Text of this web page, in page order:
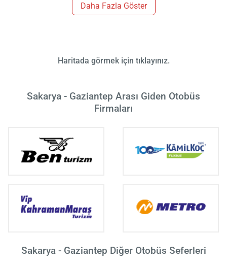
Daha Fazla Göster
Haritada görmek için tıklayınız.
Sakarya - Gaziantep Arası Giden Otobüs
Firmaları
Sakarya - Gaziantep Diğer Otobüs Seferleri